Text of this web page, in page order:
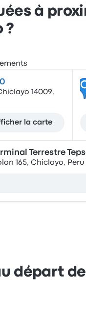
à
?
14009,
la carte
Terrestre
165, Chiclayo, Peru
départ